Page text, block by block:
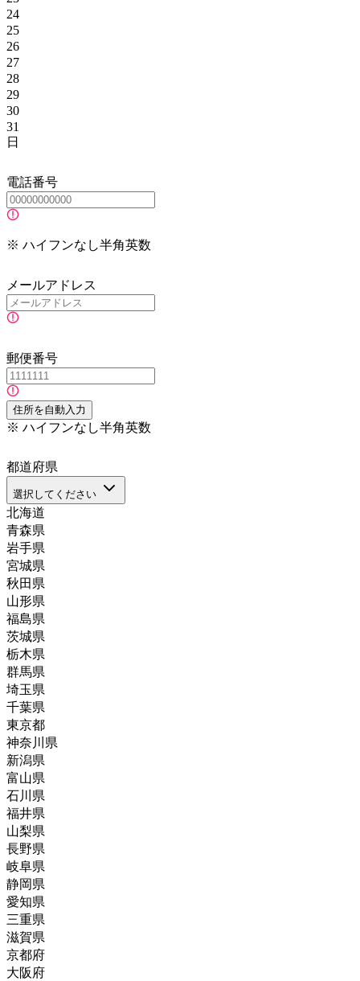
24
25
26
27
28
29
30
31
日
電話番号
※ ハイフンなし半角英数
メールアドレス
郵便番号
住所を自動入力
※ ハイフンなし半角英数
都道府県
選択してください
北海道
青森県
岩手県
宮城県
秋田県
山形県
福島県
茨城県
栃木県
群馬県
埼玉県
千葉県
東京都
神奈川県
新潟県
富山県
石川県
福井県
山梨県
長野県
岐阜県
静岡県
愛知県
三重県
滋賀県
京都府
大阪府